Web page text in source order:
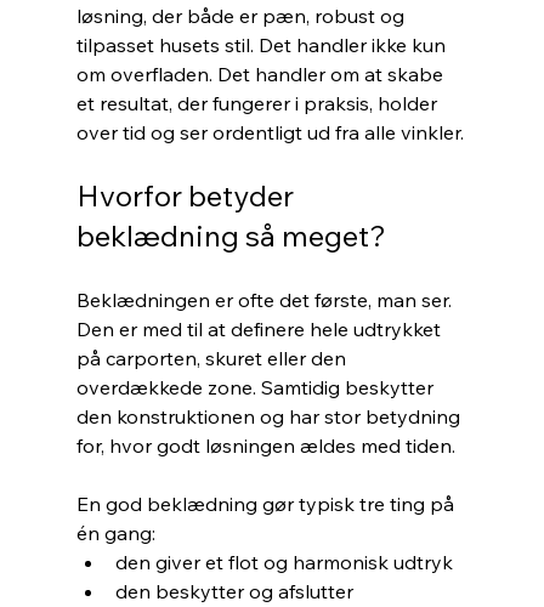
løsning, der både er pæn, robust og
tilpasset husets stil. Det handler ikke kun
om overfladen. Det handler om at skabe
et resultat, der fungerer i praksis, holder
over tid og ser ordentligt ud fra alle vinkler.
Hvorfor betyder
beklædning så meget?
Beklædningen er ofte det første, man ser.
Den er med til at definere hele udtrykket
på carporten, skuret eller den
overdækkede zone. Samtidig beskytter
den konstruktionen og har stor betydning
for, hvor godt løsningen ældes med tiden.
En god beklædning gør typisk tre ting på
én gang:
den giver et flot og harmonisk udtryk
den beskytter og afslutter